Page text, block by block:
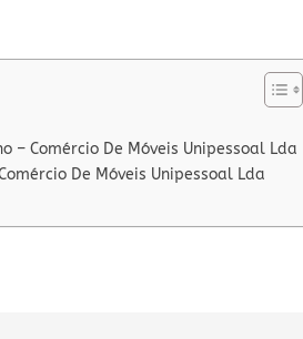
– Comércio De Móveis Unipessoal Lda
De Móveis Unipessoal Lda